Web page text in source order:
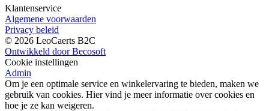
Klantenservice
Algemene voorwaarden
Privacy beleid
© 2026 LeoCaerts B2C
Ontwikkeld door Becosoft
Cookie instellingen
Admin
Om je een optimale service en winkelervaring te bieden, maken we
gebruik van cookies. Hier vind je meer informatie over cookies en
hoe je ze kan weigeren.